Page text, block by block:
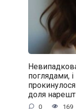
поглядами,
прокинулося
доля
0 169